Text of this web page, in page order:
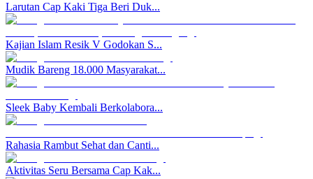
Larutan Cap Kaki Tiga Beri Duk...
Kajian Islam Resik V Godokan S...
Mudik Bareng 18.000 Masyarakat...
Sleek Baby Kembali Berkolabora...
Rahasia Rambut Sehat dan Canti...
Aktivitas Seru Bersama Cap Kak...